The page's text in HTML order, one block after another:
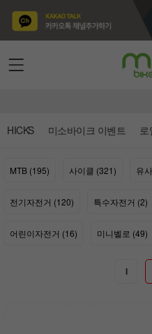
HICKS 미소바이크 이벤트
MTB (195) 사이클 (321) 유
전기자전거 (120) 특수자전거 (2)
어린이자전거 (16) 미니벨로 (49)
I